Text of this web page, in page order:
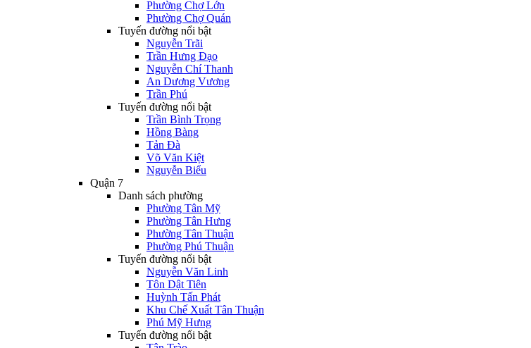
Phường Chợ Lớn
Phường Chợ Quán
Tuyến đường nổi bật
Nguyễn Trãi
Trần Hưng Đạo
Nguyễn Chí Thanh
An Dương Vương
Trần Phú
Tuyến đường nổi bật
Trần Bình Trọng
Hồng Bàng
Tản Đà
Võ Văn Kiệt
Nguyễn Biểu
Quận 7
Danh sách phường
Phường Tân Mỹ
Phường Tân Hưng
Phường Tân Thuận
Phường Phú Thuận
Tuyến đường nổi bật
Nguyễn Văn Linh
Tôn Dật Tiên
Huỳnh Tấn Phát
Khu Chế Xuất Tân Thuận
Phú Mỹ Hưng
Tuyến đường nổi bật